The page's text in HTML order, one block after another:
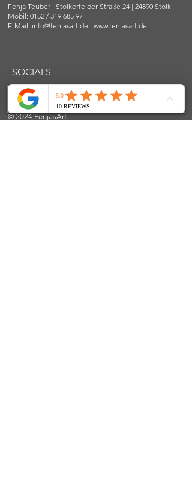
Fenja Teuber | Stolkerfelder Straße 24 | 24890 Stolk
Mobil: 0152 / 319 685 97
E-Mail: info@fenjasart.de | www.fenjasart.de
SOCIALS
© 2024 FenjasArt